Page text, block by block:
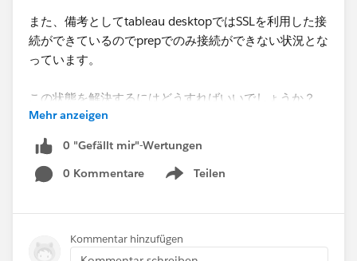
また、備考としてtableau desktopではSSLを利用した接
続ができているのでprepでのみ接続ができない状況とな
っています。
この状態を解決するにはどうすればいいでしょうか？
何か対処法がございましたらご教示いただきたいです。
よろしくお願いします。
Mehr anzeigen
0 "Gefällt mir"-Wertungen
0 Kommentare
Teilen
Show menu
Kommentar hinzufügen